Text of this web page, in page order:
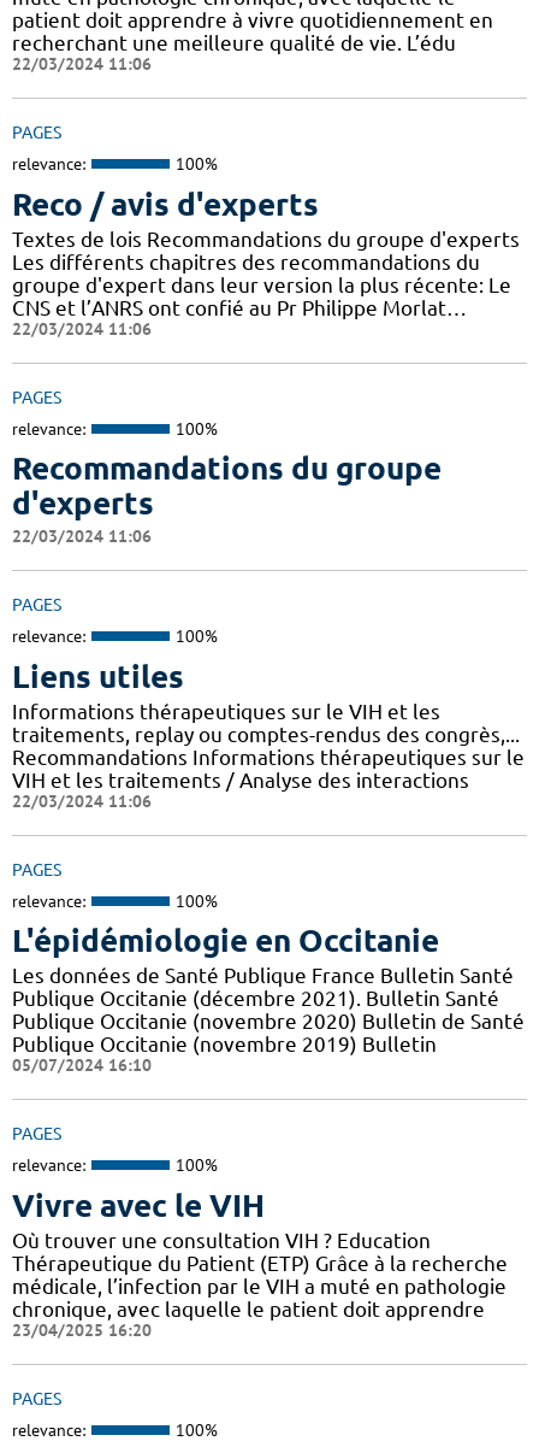
patient doit apprendre à vivre quotidiennement en
recherchant une meilleure qualité de vie. L’édu
22/03/2024 11:06
PAGES
relevance: 100%
Reco / avis d'experts
Textes de lois Recommandations du groupe d'experts
Les différents chapitres des recommandations du
groupe d'expert dans leur version la plus récente: Le
CNS et l’ANRS ont confié au Pr Philippe Morlat…
22/03/2024 11:06
PAGES
relevance: 100%
Recommandations du groupe
d'experts
22/03/2024 11:06
PAGES
relevance: 100%
Liens utiles
Informations thérapeutiques sur le VIH et les
traitements, replay ou comptes-rendus des congrès,...
Recommandations Informations thérapeutiques sur le
VIH et les traitements / Analyse des interactions
22/03/2024 11:06
PAGES
relevance: 100%
L'épidémiologie en Occitanie
Les données de Santé Publique France Bulletin Santé
Publique Occitanie (décembre 2021). Bulletin Santé
Publique Occitanie (novembre 2020) Bulletin de Santé
Publique Occitanie (novembre 2019) Bulletin
05/07/2024 16:10
PAGES
relevance: 100%
Vivre avec le VIH
Où trouver une consultation VIH ? Education
Thérapeutique du Patient (ETP) Grâce à la recherche
médicale, l’infection par le VIH a muté en pathologie
chronique, avec laquelle le patient doit apprendre
23/04/2025 16:20
PAGES
relevance: 100%